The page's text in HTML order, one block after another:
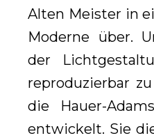
Alten Meister in
Moderne über.
der
reproduzierbar
die Hauer-
entwickelt. Sie